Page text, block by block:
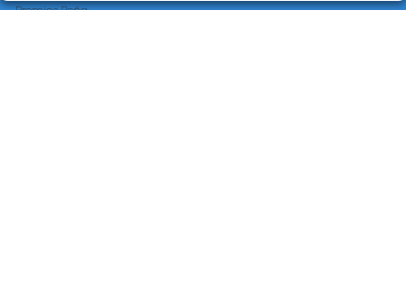
Premios Peña